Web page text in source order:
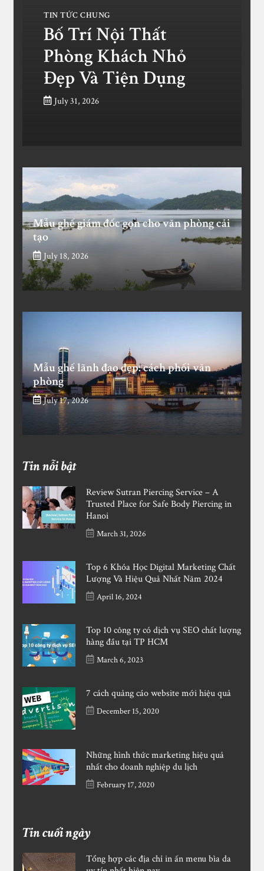
TIN TỨC CHUNG
Bố Trí Nội Thất
Phòng Khách Nhỏ
Đẹp Và Tiện Dụng
July 31, 2026
Mẫu ghế giám đốc gọn cho văn phòng cải
tạo
July 18, 2026
Mẫu ghế lãnh đạo đẹp: cách phối văn
phòng
July 17, 2026
Tin nỗi bật
Review Sutran Piercing Service – A
Trusted Place for Safe Body Piercing in
Hanoi
March 31, 2026
Top 6 Khóa Học Digital Marketing Chất
Lượng Và Hiệu Quả Nhất Năm 2024
April 16, 2024
Top 10 công ty có dịch vụ SEO chất lượng
hàng đầu tại TP HCM
March 6, 2023
7 cách quảng cáo website mới hiệu quả
December 15, 2020
Những hình thức marketing hiệu quả
nhất cho doanh nghiệp du lịch
February 17, 2020
Tin cuối ngày
Tổng hợp các địa chỉ in ấn menu bìa da